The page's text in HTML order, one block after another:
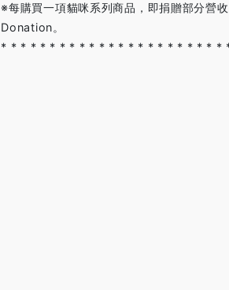
※每購買一項貓咪系列商品，即捐贈部分營
Donation。
* * * * * * * * * * * * * * * * * * * * * * *